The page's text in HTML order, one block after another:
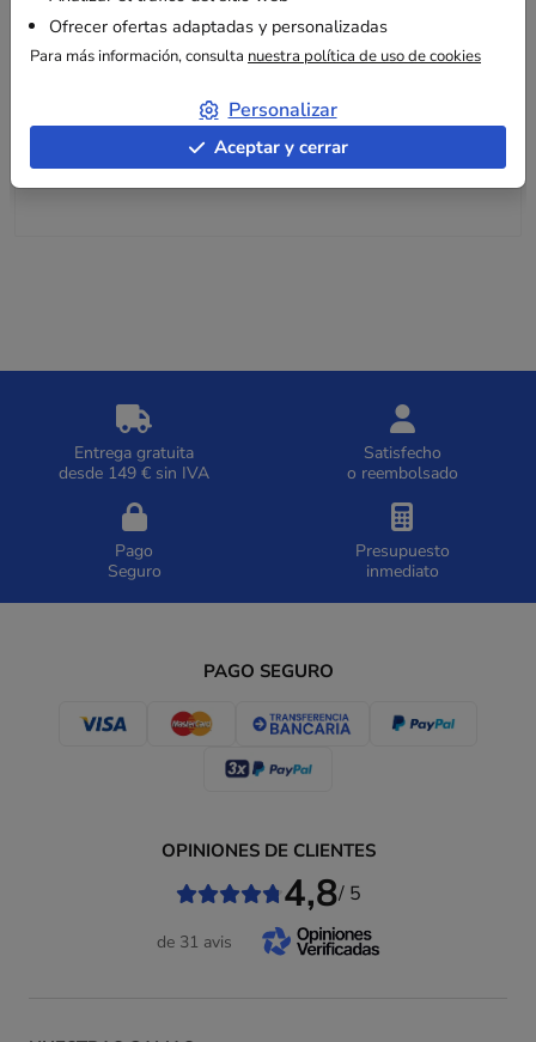
Información adicional
Este kit es fácil de usar y no requiere herramientas eléctricas
ni neumáticas, lo que lo convierte en la solución ideal para
operaciones de flejado in situ o en desplazamiento.
Entrega gratuita
desde 149 € sin IVA
Satisfecho
o reembolsado
Pago
Seguro
Presupuesto
inmediato
PAGO SEGURO
OPINIONES DE CLIENTES
4,8/ 5
de 31 avis
Ofrecer ofertas adaptadas y personalizadas
Para más información, consulta nuestra política de uso de cookies
Personalizar
Aceptar y cerrar